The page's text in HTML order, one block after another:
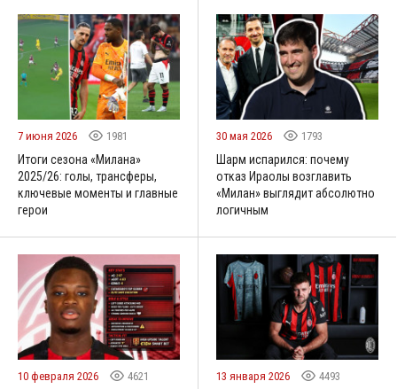
7 июня 2026 1981
Итоги сезона «Милана»
2025/26: голы, трансферы,
ключевые моменты и главные
герои
30 мая 2026 1793
Шарм испарился: почему
отказ Ираолы возглавить
«Милан» выглядит абсолютно
логичным
10 февраля 2026 4621 13 января 2026 4493